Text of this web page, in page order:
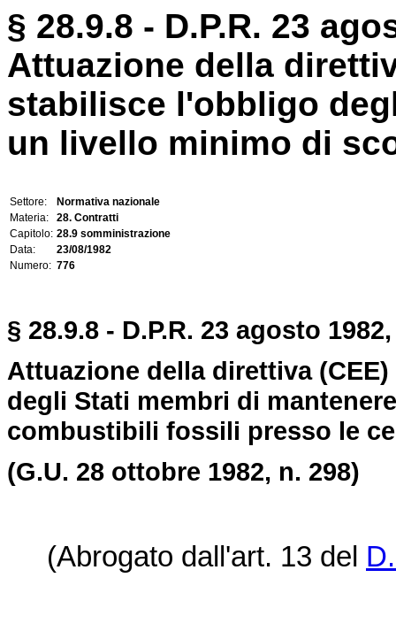
§ 28.9.8 - D.P.R. 23
Attuazione della
stabilisce l'obbligo
un livello minimo di
Settore:
Normativa nazionale
Materia:
28. Contratti
Capitolo: 28.9 somministrazione
Data:
23/08/1982
Numero: 776
§ 28.9.8 - D.P.R. 23 agosto
Attuazione della direttiva
degli Stati membri di
combustibili fossili presso le
(G.U. 28 ottobre 1982, n. 298)
(Abrogato dall'art. 13 del